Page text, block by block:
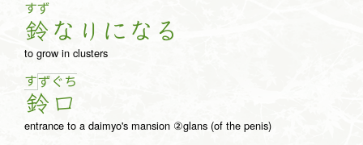
すず
鈴 な り に な る
to grow in clusters
すず
鈴
ぐ ち
口
entrance to a daimyo's mansion ②glans (of the penis)